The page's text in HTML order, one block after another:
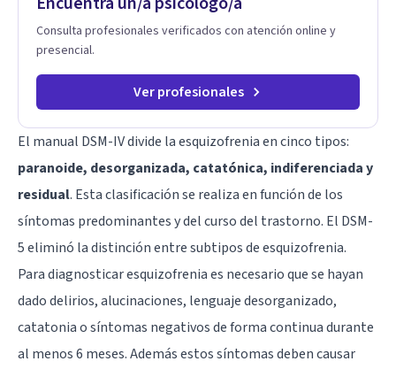
Consulta profesionales verificados con atención online y
presencial.
Ver profesionales
El manual DSM-IV divide la esquizofrenia en cinco tipos:
paranoide, desorganizada, catatónica, indiferenciada y
residual. Esta clasificación se realiza en función de los
síntomas predominantes y del curso del trastorno. El DSM-
5 eliminó la distinción entre subtipos de esquizofrenia.
Para diagnosticar esquizofrenia es necesario que se hayan
dado delirios, alucinaciones, lenguaje desorganizado,
catatonia o síntomas negativos de forma continua durante
al menos 6 meses. Además estos síntomas deben causar